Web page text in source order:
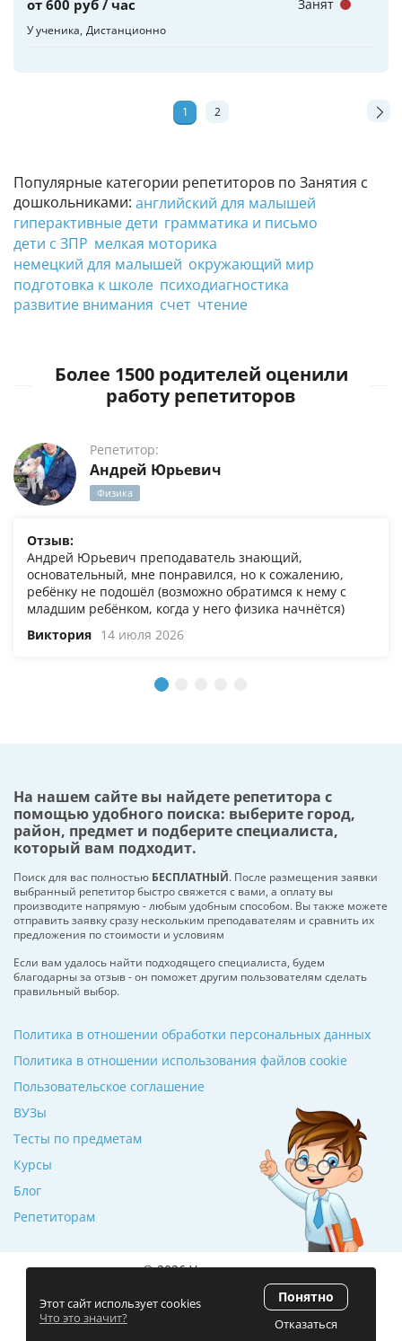
Популярные категории репетиторов по Занятия с
дошкольниками: английский для малышей
гиперактивные дети грамматика и письмо
дети с ЗПР мелкая моторика
немецкий для малышей окружающий мир
подготовка к школе психодиагностика
развитие внимания счет чтение
от 600 руб / час
У ученика Дистанционно
Занят
1 2
Более 1500 родителей оценили
работу репетиторов
Репетитор:
Андрей Юрьевич
Физика
Отзыв:
Андрей Юрьевич преподаватель знающий,
основательный, мне понравился, но к сожалению,
ребёнку не подошёл (возможно обратимся к нему с
младшим ребёнком, когда у него физика начнётся)
Виктория 14 июля 2026
На нашем сайте вы найдете репетитора с
помощью удобного поиска: выберите город,
район, предмет и подберите специалиста,
который вам подходит.
Поиск для вас полностью БЕСПЛАТНЫЙ. После размещения заявки
выбранный репетитор быстро свяжется с вами, а оплату вы
производите напрямую - любым удобным способом. Вы также можете
отправить заявку сразу нескольким преподавателям и сравнить их
предложения по стоимости и условиям
Если вам удалось найти подходящего специалиста, будем
благодарны за отзыв - он поможет другим пользователям сделать
правильный выбор.
ВУЗы
Тесты по предметам
Курсы
Блог
Репетиторам
Политика в отношении обработки персональных данных
Политика в отношении использования файлов cookie
Пользовательское соглашение
© 2026 Училкин.ru
Рейтинг 5.0
(120 отзывов)
ZmitroC.by™
Этот сайт использует cookies
Что это значит?
Понятно
Отказаться